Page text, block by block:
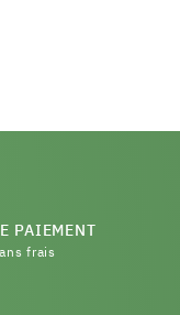
PAIEMENT
frais